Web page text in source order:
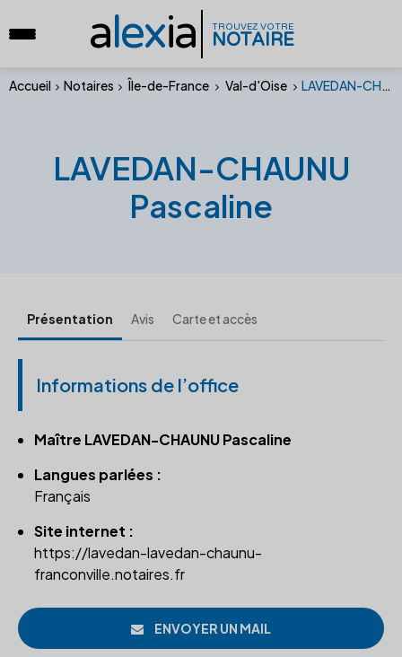
alexia TROUVEZ VOTRE
NOTAIRE
Accueil Notaires Île-de-France Val-d'Oise LAVEDAN-CHAUNU Pascaline
LAVEDAN-CHAUNU
Pascaline
Présentation Avis Carte et accès
Informations de l’office
Maître LAVEDAN-CHAUNU Pascaline
Langues parlées :
Français
Site internet :
https://lavedan-lavedan-chaunu-
franconville.notaires.fr
ENVOYER UN MAIL